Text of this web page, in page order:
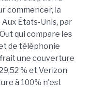
commencer, la
États-Unis, par
qui compare les
de téléphonie
une couverture
% et Verizon
à 100% n'est